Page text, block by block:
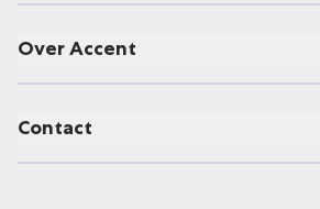
Over Accent
Contact